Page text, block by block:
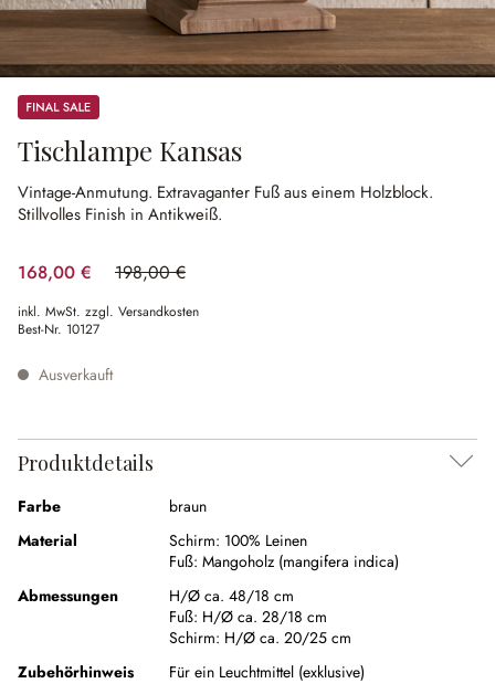
Sale
Tischlampe Kansas
Vintage-Anmutung. Extravaganter Fuß aus einem Holzblock.
Stillvolles Finish in Antikweiß.
168,00 € 198,00 €
(15.15% gespart)
inkl. MwSt. zzgl. Versandkosten
Best-Nr. 10127
Ausverkauft
Produktdetails
Farbe
braun
Material
Schirm: 100% Leinen
Fuß: Mangoholz (mangifera indica)
Abmessungen
H/Ø ca. 48/18 cm
Fuß: H/Ø ca. 28/18 cm
Schirm: H/Ø ca. 20/25 cm
Zubehörhinweis
Für ein Leuchtmittel (exklusive)